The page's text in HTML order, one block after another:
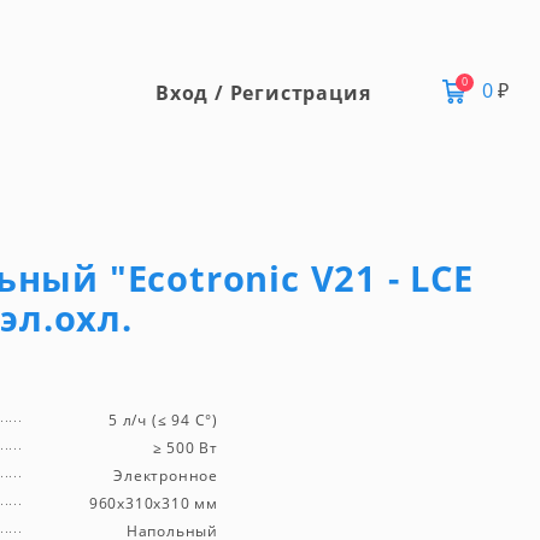
Вход / Регистрация 0 0₽
"Ecotronic V21 - LCE
5 л/ч (≤ 94 C°)
≥ 500 Вт
Электронное
960x310x310 мм
Напольный